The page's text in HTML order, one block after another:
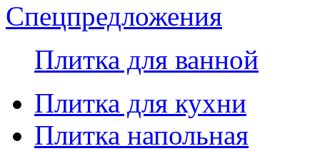
Спецпредложения
Плитка для ванной
Плитка для кухни
Плитка напольная